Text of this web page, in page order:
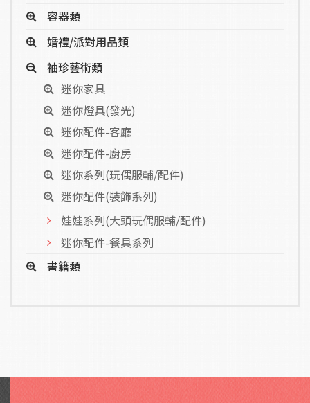
容器類
婚禮/派對用品類
袖珍藝術類
迷你家具
迷你燈具(發光)
迷你配件-客廳
迷你配件-廚房
迷你系列(玩偶服輔/配件)
迷你配件(裝飾系列)
娃娃系列(大頭玩偶服輔/配件)
迷你配件-餐具系列
書籍類